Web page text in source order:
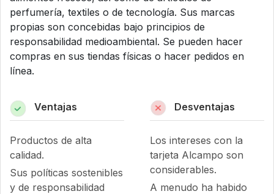
perfumería, textiles o de tecnología. Sus marcas
propias son concebidas bajo principios de
responsabilidad medioambiental. Se pueden hacer
compras en sus tiendas físicas o hacer pedidos en
línea.
Ventajas
Productos de alta
calidad.
Sus políticas sostenibles
y de responsabilidad
Desventajas
Los intereses con la
tarjeta Alcampo son
considerables.
A menudo ha habido